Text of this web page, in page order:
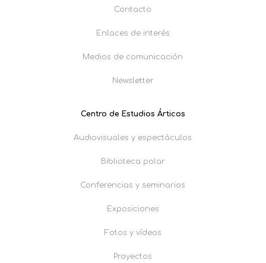
Contacto
Enlaces de interés
Medios de comunicación
Newsletter
Centro de Estudios Árticos
Audiovisuales y espectáculos
Biblioteca polar
Conferencias y seminarios
Exposiciones
Fotos y vídeos
Proyectos